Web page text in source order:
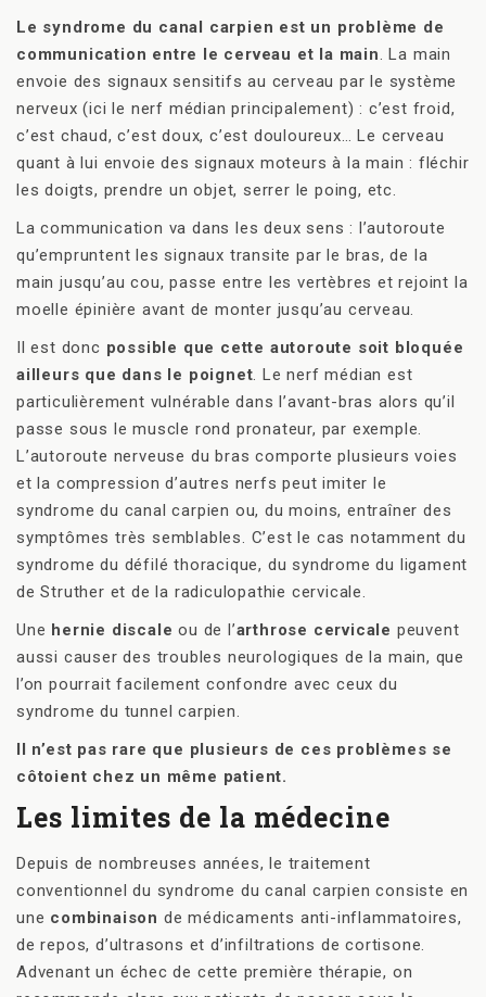
Le syndrome du canal carpien est un problème de
communication entre le cerveau et la main . La main
envoie des signaux sensitifs au cerveau par le système
nerveux (ici le nerf médian principalement) : c’est froid,
c’est chaud, c’est doux, c’est douloureux… Le cerveau
quant à lui envoie des signaux moteurs à la main : fléchir
les doigts, prendre un objet, serrer le poing, etc.
La communication va dans les deux sens : l’autoroute
qu’empruntent les signaux transite par le bras, de la
main jusqu’au cou, passe entre les vertèbres et rejoint la
moelle épinière avant de monter jusqu’au cerveau.
Il est donc possible que cette autoroute soit bloquée
ailleurs que dans le poignet . Le nerf médian est
particulièrement vulnérable dans l’avant-bras alors qu’il
passe sous le muscle rond pronateur, par exemple.
L’autoroute nerveuse du bras comporte plusieurs voies
et la compression d’autres nerfs peut imiter le
syndrome du canal carpien ou, du moins, entraîner des
symptômes très semblables. C’est le cas notamment du
syndrome du défilé thoracique, du syndrome du ligament
de Struther et de la radiculopathie cervicale.
Une hernie discale ou de l’arthrose cervicale peuvent
aussi causer des troubles neurologiques de la main, que
l’on pourrait facilement confondre avec ceux du
syndrome du tunnel carpien.
Il n’est pas rare que plusieurs de ces problèmes se
côtoient chez un même patient.
Les limites de la médecine
Depuis de nombreuses années, le traitement
conventionnel du syndrome du canal carpien consiste en
une combinaison de médicaments anti-inflammatoires,
de repos, d’ultrasons et d’infiltrations de cortisone.
Advenant un échec de cette première thérapie, on